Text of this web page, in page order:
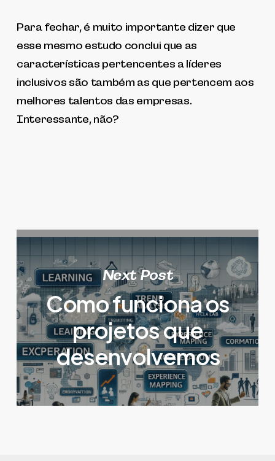
Para fechar, é muito importante dizer que
esse mesmo estudo conclui que as
características pertencentes a líderes
inclusivos são também as que pertencem aos
melhores talentos das empresas.
Interessante, não?
Next Post
Como funciona os
projetos que
desenvolvemos